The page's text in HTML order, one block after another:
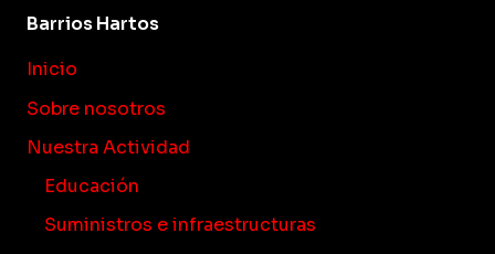
Barrios Hartos
Inicio
Sobre nosotros
Nuestra Actividad
Educación
Suministros e infraestructuras